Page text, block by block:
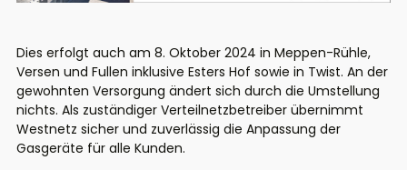
Dies erfolgt auch am 8. Oktober 2024 in Meppen-Rühle,
Versen und Fullen inklusive Esters Hof sowie in Twist. An der
gewohnten Versorgung ändert sich durch die Umstellung
nichts. Als zuständiger Verteilnetzbetreiber übernimmt
Westnetz sicher und zuverlässig die Anpassung der
Gasgeräte für alle Kunden.